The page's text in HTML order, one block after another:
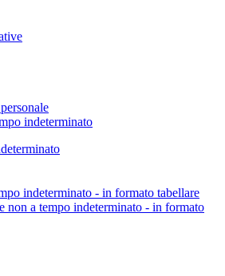
indeterminato
indeterminato - in formato tabellare
non a tempo indeterminato - in formato